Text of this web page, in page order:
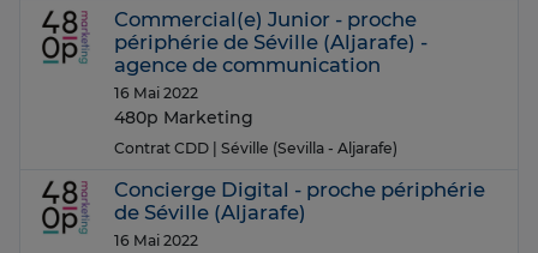
Commercial(e) Junior - proche
périphérie de Séville (Aljarafe) -
agence de communication
16 Mai 2022
480p Marketing
Contrat CDD | Séville (Sevilla - Aljarafe)
Concierge Digital - proche périphérie
de Séville (Aljarafe)
16 Mai 2022